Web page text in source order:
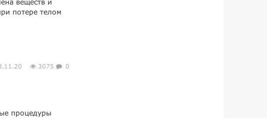
веществ и
потере телом
3075 0
процедуры